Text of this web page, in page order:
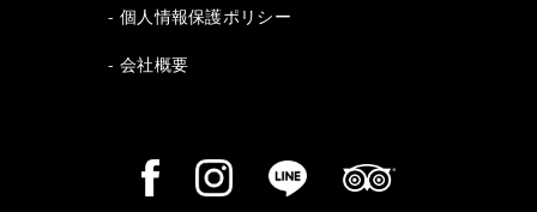
個人情報保護ポリシー
会社概要